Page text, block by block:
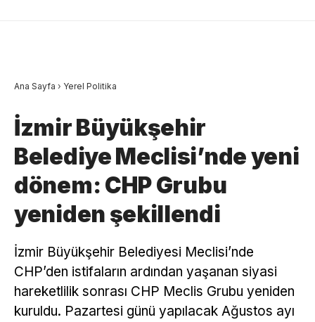
Ana Sayfa › Yerel Politika
İzmir Büyükşehir
Belediye Meclisi’nde yeni
dönem: CHP Grubu
yeniden şekillendi
İzmir Büyükşehir Belediyesi Meclisi’nde
CHP’den istifaların ardından yaşanan siyasi
hareketlilik sonrası CHP Meclis Grubu yeniden
kuruldu. Pazartesi günü yapılacak Ağustos ayı